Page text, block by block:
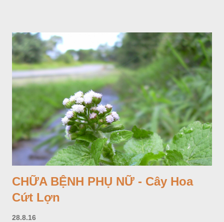
CHỮA BỆNH PHỤ NỮ - Cây Hoa
Cứt Lợn
28.8.16